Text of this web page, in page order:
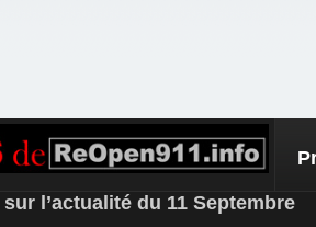
l’actualité du 11 Septembre